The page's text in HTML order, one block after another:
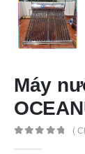
Máy
(